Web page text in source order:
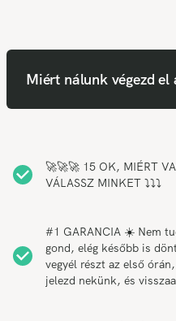
Miért nálunk végezd
🚀🚀🚀 15 OK, MIÉRT
VÁLASSZ MINKET ⤵️⤵️⤵️
#1 GARANCIA ☀️ Nem
gond, elég később is
vegyél részt az első
jelezd nekünk, és